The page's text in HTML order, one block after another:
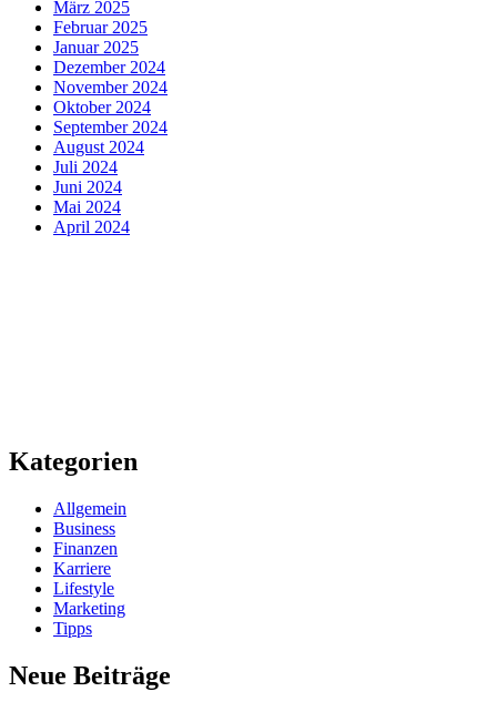
März 2025
Februar 2025
Januar 2025
Dezember 2024
November 2024
Oktober 2024
September 2024
August 2024
Juli 2024
Juni 2024
Mai 2024
April 2024
Kategorien
Allgemein
Business
Finanzen
Karriere
Lifestyle
Marketing
Tipps
Neue Beiträge